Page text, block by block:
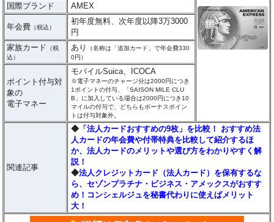
国際ブランド
AMEX
年会費 （税込）
初年度無料、次年度以降3万3000
円
家族カード
（税
込）
あり
（名称は「追加カード」で年会費330
0円）
ポイント付与対
象の
電子マネー
モバイルSuica、ICOCA
※電子マネーのチャージ分は2000円につき
1ポイントの付与、「SAISON MILE CLU
B」に加入している場合は2000円につき10
マイルの付与で、どちらもボーナスポイン
トは付与対象外。
関連記事
◆ 「法人カードおすすめの9枚」を比較！ おすすめ法
人カードの年会費や付帯特典を比較して紹介するほ
か、法人カードのメリットや選び方をわかりやすく解
説！
◆法人クレジットカード（法人カード）を保有するな
ら、セゾンプラチナ・ビジネス・アメックスがおすす
め！コンシェルジュを秘書代わりに使えばメリット
大！